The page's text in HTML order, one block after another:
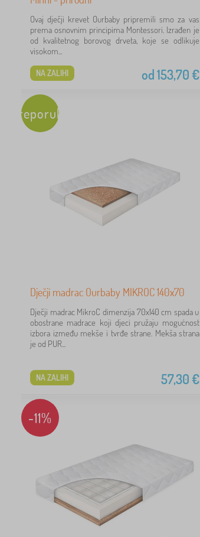
Ovaj dječji krevet Ourbaby pripremili smo za vas
prema osnovnim principima Montessori. Izrađen je
od kvalitetnog borovog drveta, koje se odlikuje
visokom...
od153,70€
NA ZALIHI
Preporuka
Dječji madrac Ourbaby MIKROC 140x70
Dječji madrac MikroC dimenzija 70x140 cm spada u
obostrane madrace koji djeci pružaju mogućnost
izbora između mekše i tvrđe strane. Mekša strana
je od PUR...
57,30€
NA ZALIHI
-11%